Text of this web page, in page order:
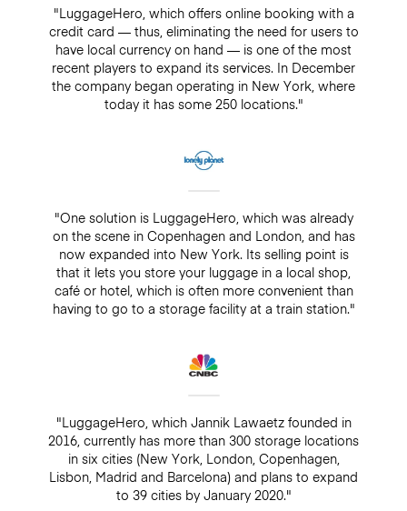
"LuggageHero, which offers online booking with a
credit card — thus, eliminating the need for users to
have local currency on hand — is one of the most
recent players to expand its services. In December
the company began operating in New York, where
today it has some 250 locations."
"One solution is LuggageHero, which was already
on the scene in Copenhagen and London, and has
now expanded into New York. Its selling point is
that it lets you store your luggage in a local shop,
café or hotel, which is often more convenient than
having to go to a storage facility at a train station."
"LuggageHero, which Jannik Lawaetz founded in
2016, currently has more than 300 storage locations
in six cities (New York, London, Copenhagen,
Lisbon, Madrid and Barcelona) and plans to expand
to 39 cities by January 2020."